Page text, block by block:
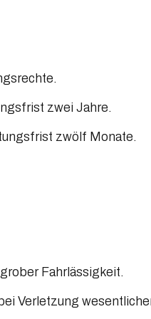
zwei Jahre.
zwölf Monate.
Fahrlässigkeit.
Verletzung